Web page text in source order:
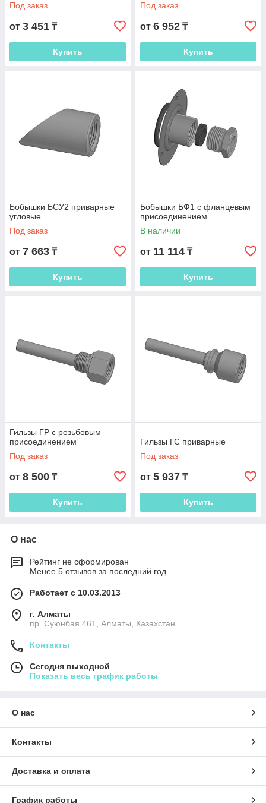
Под заказ
от 3 451 ₸
Купить
Под заказ
от 6 952 ₸
Купить
Бобышки БСУ2 приварные
угловые
Под заказ
от 7 663 ₸
Купить
Бобышки БФ1 с фланцевым
присоединением
В наличии
от 11 114 ₸
Купить
Гильзы ГР с резьбовым
присоединением
Под заказ
от 8 500 ₸
Купить
Гильзы ГС приварные
Под заказ
от 5 937 ₸
Купить
О нас
Рейтинг не сформирован
Менее 5 отзывов за последний год
Работает с 10.03.2013
г. Алматы
пр. Суюнбая 461, Алматы, Казахстан
Контакты
Сегодня выходной
Показать весь график работы
О нас
Контакты
Доставка и оплата
График работы